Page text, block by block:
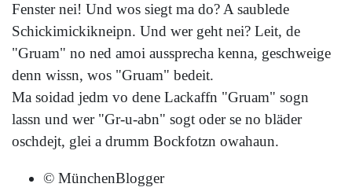
Fenster nei! Und wos siegt ma do? A saublede
Schickimickikneipn. Und wer geht nei? Leit, de
"Gruam" no ned amoi aussprecha kenna, geschweige
denn wissn, wos "Gruam" bedeit.
Ma soidad jedm vo dene Lackaffn "Gruam" sogn
lassn und wer "Gr-u-abn" sogt oder se no bläder
oschdejt, glei a drumm Bockfotzn owahaun.
© MünchenBlogger